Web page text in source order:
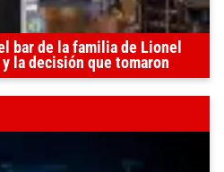
bar de la familia de Lionel
la decisión que tomaron